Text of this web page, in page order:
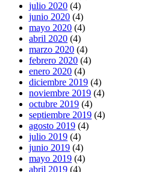
julio 2020 (4)
junio 2020 (4)
mayo 2020 (4)
abril 2020 (4)
marzo 2020 (4)
febrero 2020 (4)
enero 2020 (4)
diciembre 2019 (4)
noviembre 2019 (4)
octubre 2019 (4)
septiembre 2019 (4)
agosto 2019 (4)
julio 2019 (4)
junio 2019 (4)
mayo 2019 (4)
abril 2019 (4)